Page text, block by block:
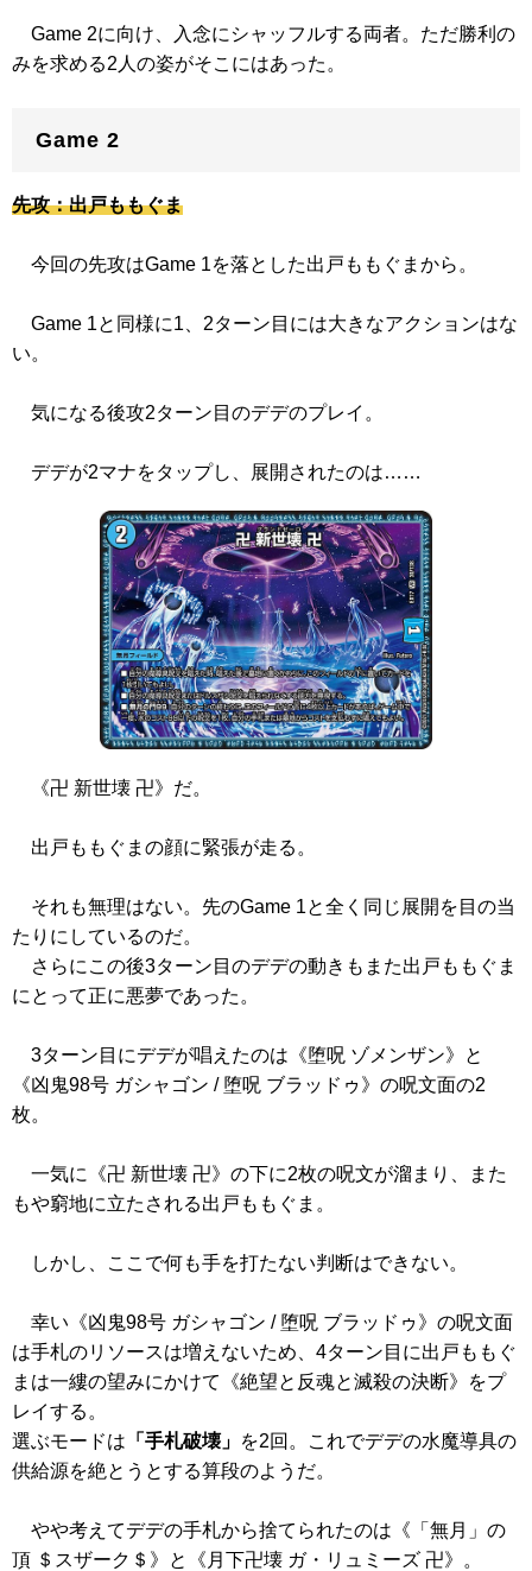
Game 2に向け、入念にシャッフルする両者。ただ勝利の
みを求める2人の姿がそこにはあった。
Game 2
先攻：出戸ももぐま
今回の先攻はGame 1を落とした出戸ももぐまから。
Game 1と同様に1、2ターン目には大きなアクションはな
い。
気になる後攻2ターン目のデデのプレイ。
デデが2マナをタップし、展開されたのは……
《卍 新世壊 卍》 だ。
出戸ももぐまの顔に緊張が走る。
それも無理はない。先のGame 1と全く同じ展開を目の当
たりにしているのだ。
さらにこの後3ターン目のデデの動きもまた出戸ももぐま
にとって正に悪夢であった。
3ターン目にデデが唱えたのは 《堕呪 ゾメンザン》
と
《凶鬼98号 ガシャゴン / 堕呪 ブラッドゥ》 の呪文面の2
枚。
一気に 《卍 新世壊 卍》 の下に2枚の呪文が溜まり、また
もや窮地に立たされる出戸ももぐま。
しかし、ここで何も手を打たない判断はできない。
幸い 《凶鬼98号 ガシャゴン / 堕呪 ブラッドゥ》 の呪文面
は手札のリソースは増えないため、4ターン目に出戸ももぐ
まは一縷の望みにかけて
《絶望と反魂と滅殺の決断》
をプ
レイする。
選ぶモードは 「手札破壊」 を2回。これでデデの水魔導具の
供給源を絶とうとする算段のようだ。
やや考えてデデの手札から捨てられたのは 《「無月」の
頂 ＄スザーク＄》
と 《月下卍壊 ガ・リュミーズ 卍》
。